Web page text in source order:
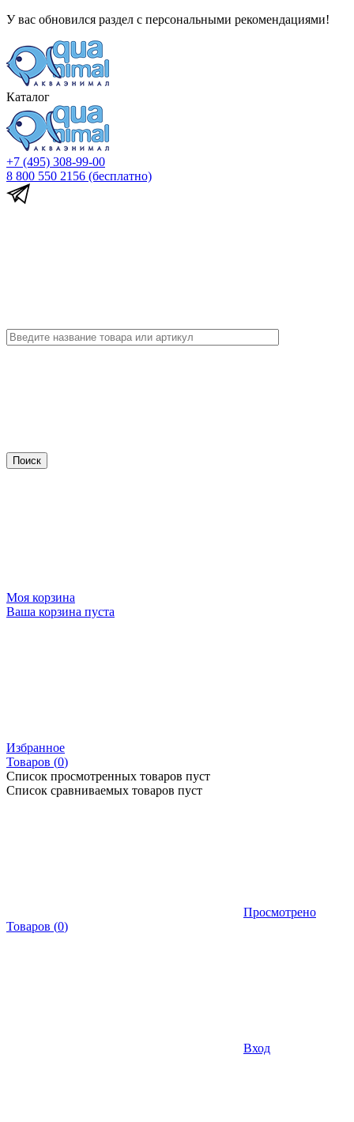
У вас обновился раздел с персональными рекомендациями!
Каталог
+7 (495) 308-99-00
8 800 550 2156 (бесплатно)
Моя корзина
Ваша корзина пуста
Избранное
Товаров (0)
Список просмотренных товаров пуст
Список сравниваемых товаров пуст
Просмотрено
Товаров (0)
Вход